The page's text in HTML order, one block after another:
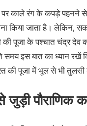
काले रंग के कपड़े पहनने से
किया जाता है। लेकिन,
पूजा के पश्चात चंद्र देव
समय इस बात का ध्यान
पूजा में भूल से भी तुलसी
पौराणिक